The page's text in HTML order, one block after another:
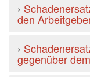
›
den
›
gegenüber